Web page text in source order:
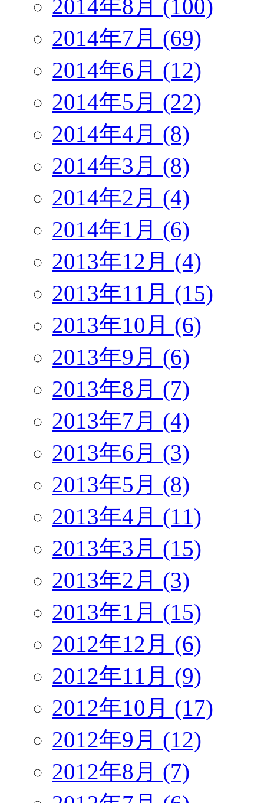
2014年8月 (100)
2014年7月 (69)
2014年6月 (12)
2014年5月 (22)
2014年4月 (8)
2014年3月 (8)
2014年2月 (4)
2014年1月 (6)
2013年12月 (4)
2013年11月 (15)
2013年10月 (6)
2013年9月 (6)
2013年8月 (7)
2013年7月 (4)
2013年6月 (3)
2013年5月 (8)
2013年4月 (11)
2013年3月 (15)
2013年2月 (3)
2013年1月 (15)
2012年12月 (6)
2012年11月 (9)
2012年10月 (17)
2012年9月 (12)
2012年8月 (7)